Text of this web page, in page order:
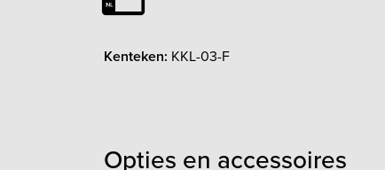
Kenteken: KKL-03-F
Opties en accessoires